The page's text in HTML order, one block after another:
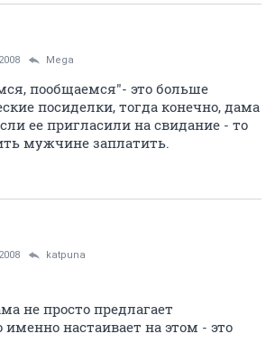
Mega
пообщаемся"- это больше
посиделки, тогда конечно, дама
ее пригласили на свидание - то
мужчине заплатить.
katpuna
не просто предлагает
именно настаивает на этом - это